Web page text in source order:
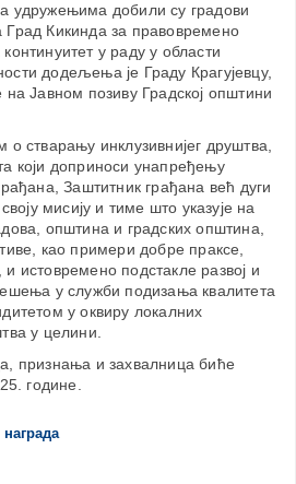
удружењима добили су градови
Кикинда за правовремено
у раду у области
додељења је Граду Крагујевцу,
Јавном позиву Градској општини
о стварању инклузивнијег друштва,
који доприноси унапређењу
Заштитник грађана већ дуги
мисију и тиме што указује на
општина и градских општина,
као примери добре праксе,
истовремено подстакле развој и
у служби подизања квалитета
у оквиру локалних
у целини.
признања и захвалница биће
године.